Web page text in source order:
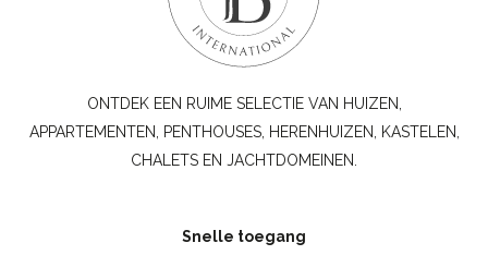
ONTDEK EEN RUIME SELECTIE VAN HUIZEN,
APPARTEMENTEN, PENTHOUSES, HERENHUIZEN, KASTELEN,
CHALETS EN JACHTDOMEINEN.
Snelle toegang